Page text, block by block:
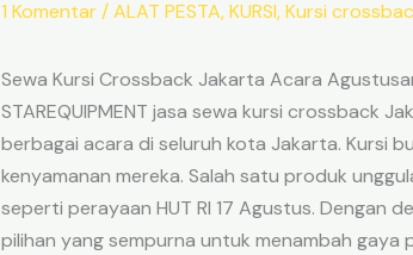
1 Komentar /ALAT PESTA,KURSI,Kursi
Sewa Kursi Crossback Jakarta Acara
STAREQUIPMENT jasa sewa kursi crossback
berbagai acara di seluruh kota Jakarta. Kursi
kenyamanan mereka. Salah satu produk
seperti perayaan HUT RI 17 Agustus. Dengan
pilihan yang sempurna untuk menambah gaya